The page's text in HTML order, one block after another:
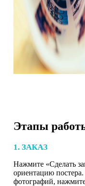
Этапы
1. ЗАКАЗ
Нажмите «Сделать
ориентацию
фотографий,